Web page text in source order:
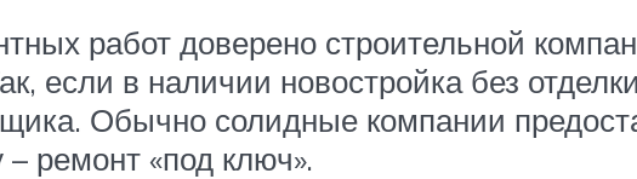
работ доверено строительной
если в наличии новостройка без
Обычно солидные компании
ремонт «под ключ».